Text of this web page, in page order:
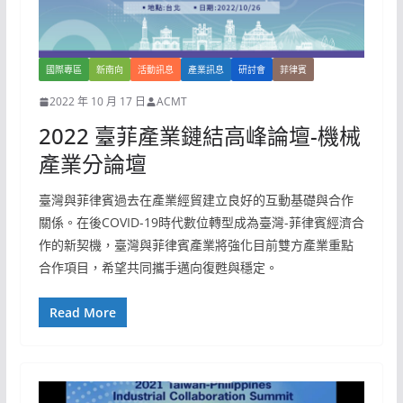
國際專區 新南向 活動訊息 產業訊息 研討會 菲律賓
2022 年 10 月 17 日 ACMT
2022 臺菲產業鏈結高峰論壇-機械
產業分論壇
臺灣與菲律賓過去在產業經貿建立良好的互動基礎與合作
關係。在後COVID-19時代數位轉型成為臺灣-菲律賓經濟合
作的新契機，臺灣與菲律賓產業將強化目前雙方產業重點
合作項目，希望共同攜手邁向復甦與穩定。
Read More